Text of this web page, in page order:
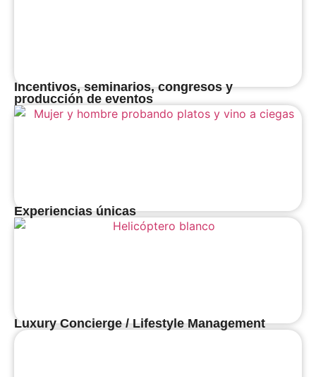
Incentivos, seminarios, congresos y
producción de eventos
Experiencias únicas
Luxury Concierge / Lifestyle Management